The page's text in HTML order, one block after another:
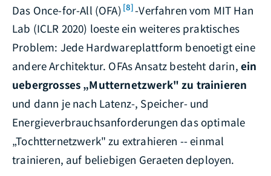
Das Once-for-All (OFA) [8]-Verfahren vom MIT Han
Lab (ICLR 2020) loeste ein weiteres praktisches
Problem: Jede Hardwareplattform benoetigt eine
andere Architektur. OFAs Ansatz besteht darin, ein
uebergrosses „Mutternetzwerk" zu trainieren
und dann je nach Latenz-, Speicher- und
Energieverbrauchsanforderungen das optimale
„Tochtternetzwerk" zu extrahieren -- einmal
trainieren, auf beliebigen Geraeten deployen.